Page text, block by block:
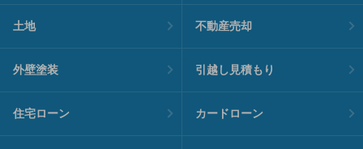
土地 不動産売却
外壁塗装 引越し見積もり
住宅ローン カードローン